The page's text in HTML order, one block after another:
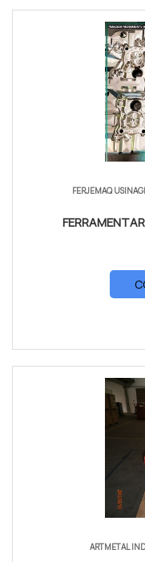
FERJEMAQ
ARTMETAL